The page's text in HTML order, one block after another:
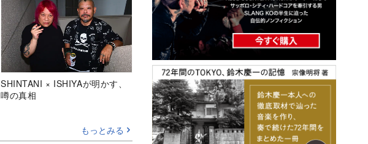
SHINTANI × ISHIYAが明かす、
噂の真相
もっとみる